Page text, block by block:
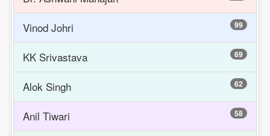
Vinod Johri 99
KK Srivastava 69
Alok Singh 62
Anil Tiwari 58